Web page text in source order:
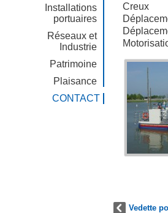
Installations
portuaires
Réseaux et
Industrie
Patrimoine
Plaisance
CONTACT
Creux
Vedette